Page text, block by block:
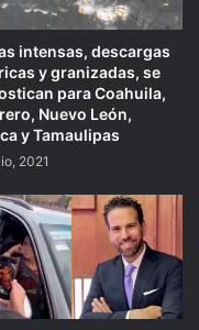
intensas, descargas
y granizadas, se
para Coahuila,
Nuevo León,
y Tamaulipas
2021